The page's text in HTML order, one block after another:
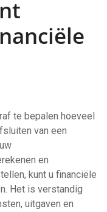
te bepalen hoeveel
van een
en
kunt u financiële
Het is verstandig
uitgaven en